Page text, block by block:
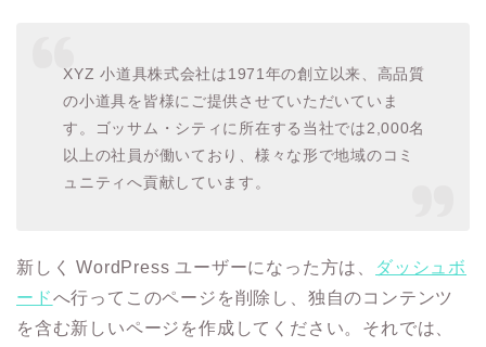
XYZ 小道具株式会社は1971年の創立以来、高品質
の小道具を皆様にご提供させていただいていま
す。ゴッサム・シティに所在する当社では2,000名
以上の社員が働いており、様々な形で地域のコミ
ュニティへ貢献しています。
新しく WordPress ユーザーになった方は、
ダッシュボ
ードへ行ってこのページを削除し、独自のコンテンツ
を含む新しいページを作成してください。それでは、